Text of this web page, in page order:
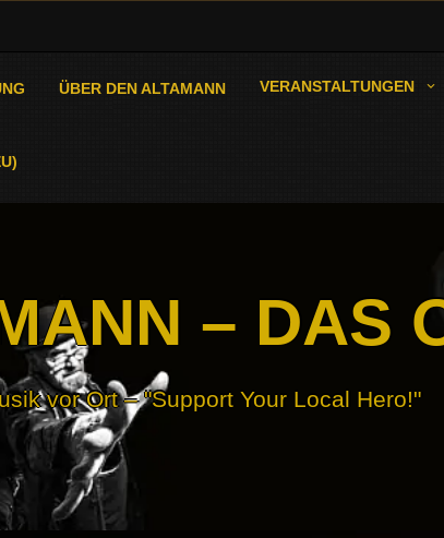
ÜBER DEN ALTAMANN VERANSTALTUNGEN
– DAS
vor Ort – "Support Your Local Hero!"